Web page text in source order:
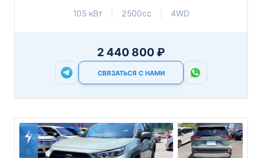
105 кВт
2500cc 4WD
2 440 800 ₽
СВЯЗАТЬСЯ С НАМИ